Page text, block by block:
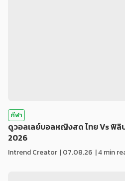
กีฬา
ดูวอลเลย์บอลหญิงสด ไทย Vs ฟิลิ
2026
Intrend Creator |07.08.26 | 4 min